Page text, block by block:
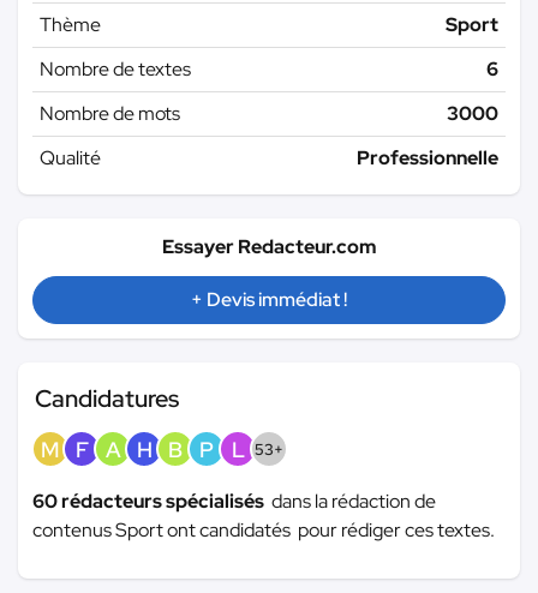
Thème
Sport
Nombre de textes
6
Nombre de mots
3000
Qualité
Professionnelle
Essayer Redacteur.com
+ Devis immédiat !
Candidatures
M F A H B P L 53+
60 rédacteurs spécialisés dans la rédaction de
contenus Sport ont candidatés pour rédiger ces textes.